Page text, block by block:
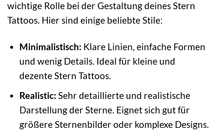
wichtige Rolle bei der Gestaltung deines Stern
Tattoos. Hier sind einige beliebte Stile:
Minimalistisch: Klare Linien, einfache Formen
und wenig Details. Ideal für kleine und
dezente Stern Tattoos.
Realistic: Sehr detaillierte und realistische
Darstellung der Sterne. Eignet sich gut für
größere Sternenbilder oder komplexe Designs.